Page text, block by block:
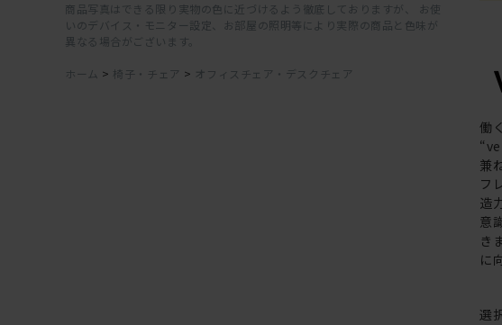
商品写真はできる限り実物の色に近づけるよう徹底しておりますが、 お使
いのデバイス・モニター設定、お部屋の照明等により実際の商品と色味が
異なる場合がございます。
ホーム > 椅子・チェア > オフィスチェア・デスクチェア
働
兼
フ
造
意
き
に
選